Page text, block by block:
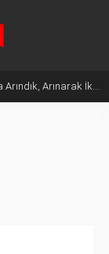
Sanayide Altyapı ve Temizlik Tepkisi: Gürhan Albayrak Küçük Sanayi Esnafını Ziyaret Etti